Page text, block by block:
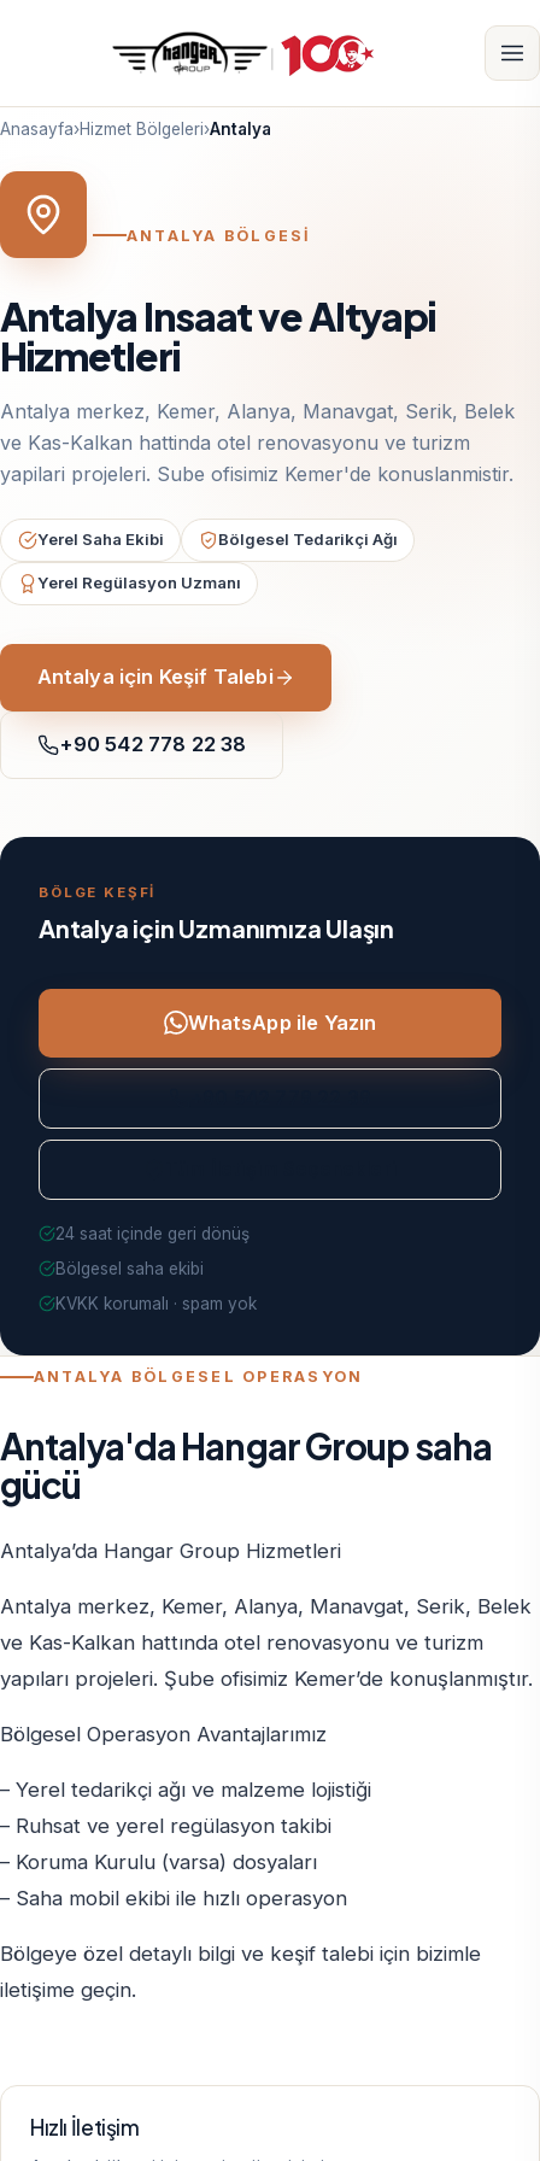
Anasayfa›Hizmet Bölgeleri›Antalya
ANTALYA BÖLGESİ
Antalya Insaat ve Altyapi
Hizmetleri
Antalya merkez, Kemer, Alanya, Manavgat, Serik, Belek
ve Kas-Kalkan hattinda otel renovasyonu ve turizm
yapilari projeleri. Sube ofisimiz Kemer'de konuslanmistir.
Yerel Saha Ekibi Bölgesel Tedarikçi Ağı
Yerel Regülasyon Uzmanı
Antalya için Keşif Talebi
+90 542 778 22 38
BÖLGE KEŞFİ
Antalya için Uzmanımıza Ulaşın
WhatsApp ile Yazın
24 saat içinde geri dönüş
Bölgesel saha ekibi
KVKK korumalı · spam yok
ANTALYA BÖLGESEL OPERASYON
Antalya'da Hangar Group saha
gücü
Antalya’da Hangar Group Hizmetleri
Antalya merkez, Kemer, Alanya, Manavgat, Serik, Belek
ve Kas-Kalkan hattında otel renovasyonu ve turizm
yapıları projeleri. Şube ofisimiz Kemer’de konuşlanmıştır.
Bölgesel Operasyon Avantajlarımız
– Yerel tedarikçi ağı ve malzeme lojistiği
– Ruhsat ve yerel regülasyon takibi
– Koruma Kurulu (varsa) dosyaları
– Saha mobil ekibi ile hızlı operasyon
Bölgeye özel detaylı bilgi ve keşif talebi için bizimle
iletişime geçin.
Hızlı İletişim